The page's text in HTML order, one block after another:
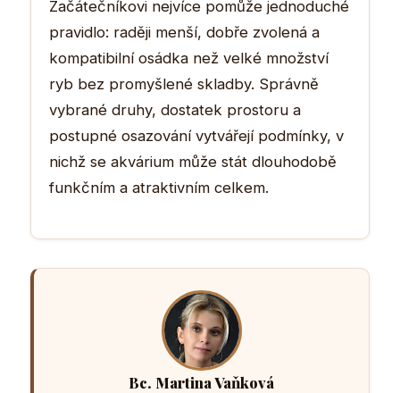
Začátečníkovi nejvíce pomůže jednoduché
pravidlo: raději menší, dobře zvolená a
kompatibilní osádka než velké množství
ryb bez promyšlené skladby. Správně
vybrané druhy, dostatek prostoru a
postupné osazování vytvářejí podmínky, v
nichž se akvárium může stát dlouhodobě
funkčním a atraktivním celkem.
Bc. Martina Vaňková